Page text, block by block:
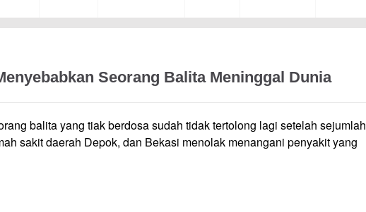
Seorang Balita Meninggal Dunia
balita yang tiak berdosa sudah tidak tertolong lagi setelah sejumlah
sakit daerah Depok, dan Bekasi menolak menangani penyakit yang